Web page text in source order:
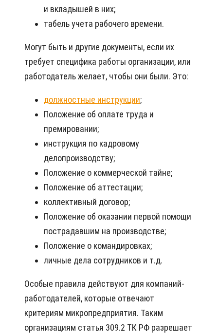
и вкладышей в них;
табель учета рабочего времени.
Могут быть и другие документы, если их
требует специфика работы организации, или
работодатель желает, чтобы они были. Это:
должностные инструкции;
Положение об оплате труда и
премировании;
инструкция по кадровому
делопроизводству;
Положение о коммерческой тайне;
Положение об аттестации;
коллективный договор;
Положение об оказании первой помощи
пострадавшим на производстве;
Положение о командировках;
личные дела сотрудников и т.д.
Особые правила действуют для компаний-
работодателей, которые отвечают
критериям микропредприятия. Таким
организациям статья 309.2 ТК РФ разрешает